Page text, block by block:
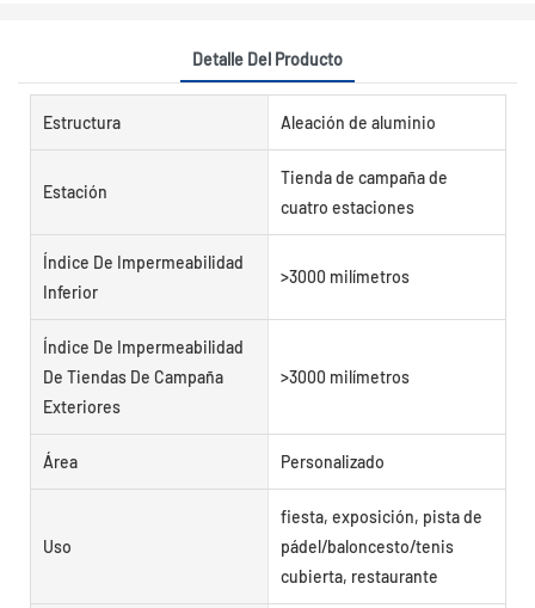
Detalle Del Producto
Estructura Aleación de aluminio
Estación
Tienda de campaña de
cuatro estaciones
Índice De Impermeabilidad
Inferior
>3000 milímetros
Índice De Impermeabilidad
De Tiendas De Campaña
Exteriores
>3000 milímetros
Área Personalizado
Uso
fiesta, exposición, pista de
pádel/baloncesto/tenis
cubierta, restaurante